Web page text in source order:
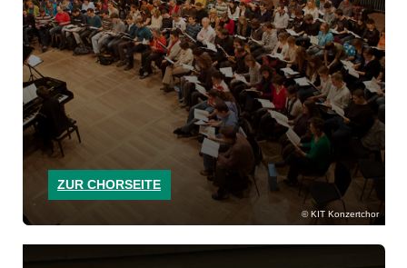
KIT Konzertchor
ZUR CHORSEITE